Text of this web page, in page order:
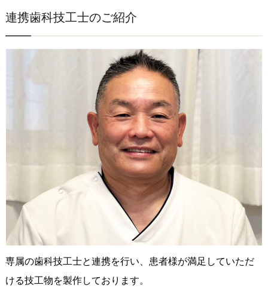
連携歯科技工士のご紹介
専属の歯科技工士と連携を行い、患者様が満足していただ
ける技工物を製作しております。